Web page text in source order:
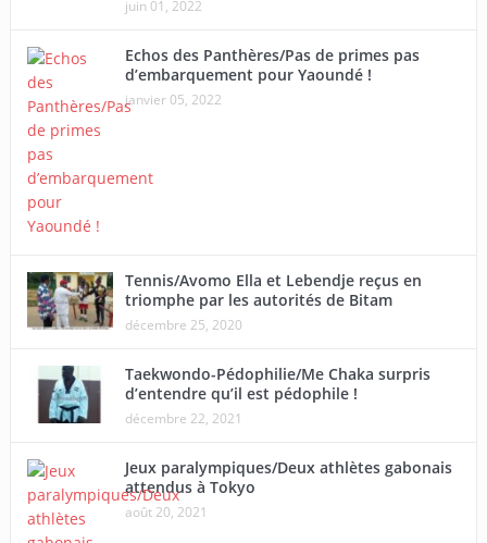
juin 01, 2022
Echos des Panthères/Pas de primes pas
d’embarquement pour Yaoundé !
janvier 05, 2022
Tennis/Avomo Ella et Lebendje reçus en
triomphe par les autorités de Bitam
décembre 25, 2020
Taekwondo-Pédophilie/Me Chaka surpris
d’entendre qu’il est pédophile !
décembre 22, 2021
Jeux paralympiques/Deux athlètes gabonais
attendus à Tokyo
août 20, 2021